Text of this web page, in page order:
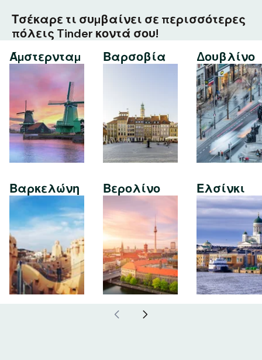
Τσέκαρε τι συμβαίνει σε περισσότερες
πόλεις Tinder κοντά σου!
Άμστερνταμ
Βαρκελώνη
Βαρσοβία
Βερολίνο
Δουβλίνο
Ελσίνκι